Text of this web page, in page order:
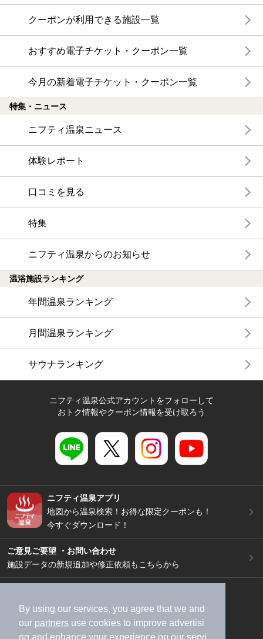
By using our services, you agree that we and
our partners use cookies to improve advertisi
クーポンが利用できる施設一覧
おすすめ電子チケット・クーポン一覧
今月の新着電子チケット・クーポン一覧
特集・ニュース
ニフティ温泉ニュース
体験レポート
口コミを見る
特集
ニフティ温泉からのお知らせ
温浴施設ランキング
年間温泉ランキング
月間温泉ランキング
サウナランキング
ニフティ温泉公式アカウントをフォローして
おトク情報やクーポン情報を受け取ろう
ニフティ温泉アプリ
地図から温泉検索！お得な限定クーポンも！
今すぐダウンロード！
ご意見ご要望 ・お問い合わせ
施設データの新規追加や修正依頼もこちらから
加盟店募集（資料請求）
広告出稿のご案内
利用規約
ライフスタイルMEMBERS+規約